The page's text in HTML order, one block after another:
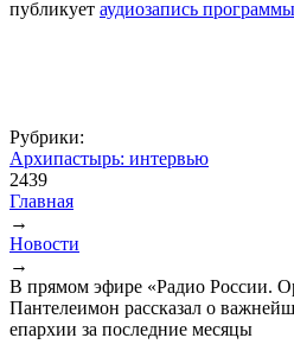
публикует аудиозапись программы
Рубрики:
Архипастырь: интервью
2439
Вы здесь
Главная
→
Новости
→
В прямом эфире «Радио России.
Пантелеимон рассказал о
епархии за последние месяцы